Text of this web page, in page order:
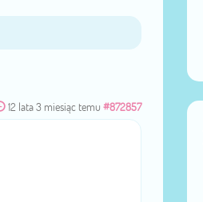
12 lata 3 miesiąc temu #872857